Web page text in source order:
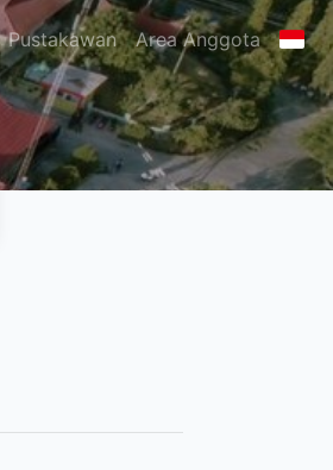
Pustakawan Area Anggota